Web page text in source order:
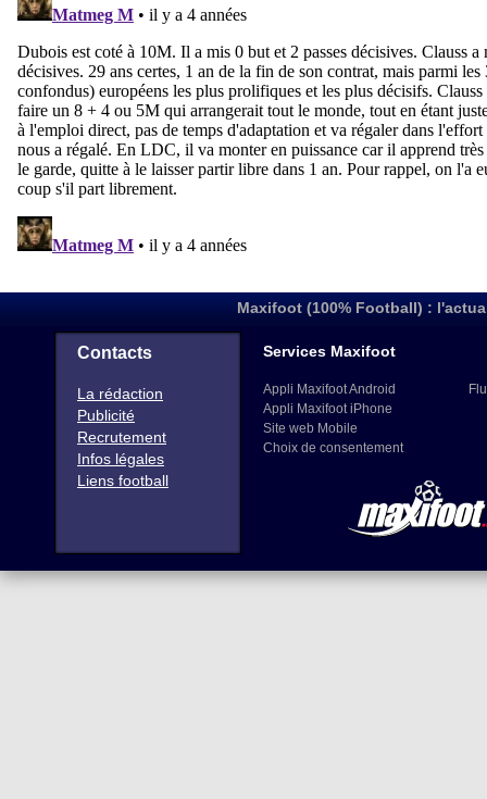
Maxifoot (100% Football) :
Contacts
La rédaction
Publicité
Recrutement
Infos légales
Liens football
Services Maxifoot
Appli Maxifoot Android
Appli Maxifoot iPhone
Site web Mobile
Choix de consentement